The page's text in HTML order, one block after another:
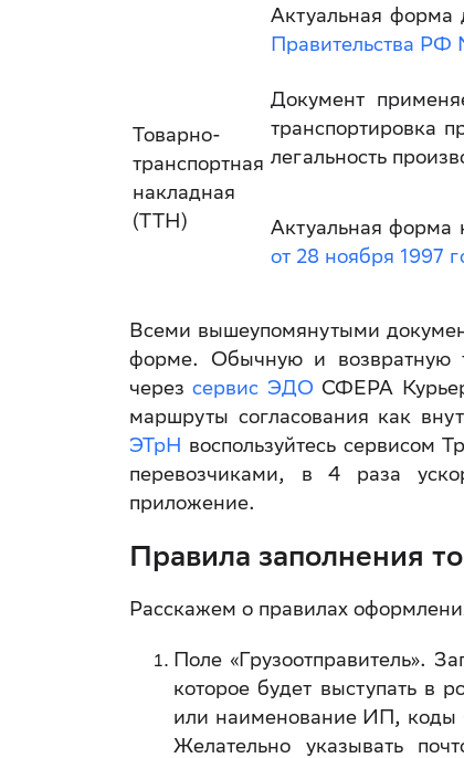
Актуальная форма
Правительства РФ
Товарно-
транспортная
накладная
(ТТН)
Документ
транспортировка
легальность
Актуальная форма
от 28 ноября 1997
Всеми вышеупомянутыми
форме. Обычную и возвратную
черезсервис ЭДО СФЕРА
маршруты согласования как
ЭТрН воспользуйтесь сервисом
перевозчиками, в 4 раза
приложение.
Правила заполнения
Расскажем о правилах
Поле «Грузоотправитель».
которое будет выступать в
или наименование ИП,
Желательно указывать